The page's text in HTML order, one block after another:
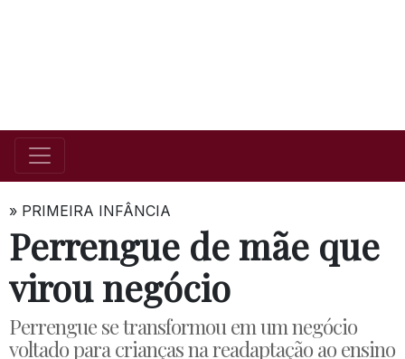
» PRIMEIRA INFÂNCIA
Perrengue de mãe que
virou negócio
Perrengue se transformou em um negócio
voltado para crianças na readaptação ao ensino